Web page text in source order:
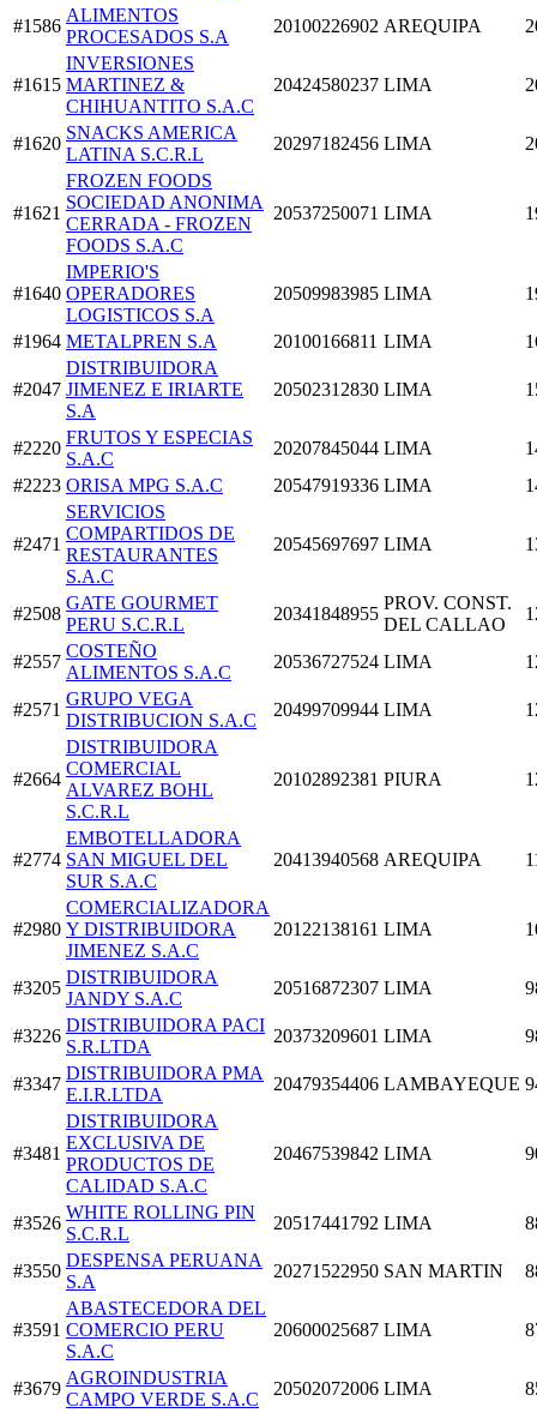
#1586
ALIMENTOS
PROCESADOS S.A
20100226902 AREQUIPA
#1615
INVERSIONES
MARTINEZ &
CHIHUANTITO S.A.C
20424580237 LIMA
#1620
SNACKS AMERICA
LATINA S.C.R.L
20297182456 LIMA
#1621
FROZEN FOODS
SOCIEDAD ANONIMA
CERRADA - FROZEN
FOODS S.A.C
20537250071 LIMA
#1640
IMPERIO'S
OPERADORES
LOGISTICOS S.A
20509983985 LIMA
#1964 METALPREN S.A 20100166811 LIMA
#2047
DISTRIBUIDORA
JIMENEZ E IRIARTE
S.A
20502312830 LIMA
#2220
FRUTOS Y ESPECIAS
S.A.C
20207845044 LIMA
#2223 ORISA MPG S.A.C 20547919336 LIMA
#2471
SERVICIOS
COMPARTIDOS DE
RESTAURANTES
S.A.C
20545697697 LIMA
#2508
GATE GOURMET
PERU S.C.R.L
20341848955
PROV. CONST.
DEL CALLAO
#2557
COSTEÑO
ALIMENTOS S.A.C
20536727524 LIMA
#2571
GRUPO VEGA
DISTRIBUCION S.A.C
20499709944 LIMA
#2664
DISTRIBUIDORA
COMERCIAL
ALVAREZ BOHL
S.C.R.L
20102892381 PIURA
#2774
EMBOTELLADORA
SAN MIGUEL DEL
SUR S.A.C
20413940568 AREQUIPA
#2980
COMERCIALIZADORA
Y DISTRIBUIDORA
JIMENEZ S.A.C
20122138161 LIMA
#3205
DISTRIBUIDORA
JANDY S.A.C
20516872307 LIMA
#3226
DISTRIBUIDORA PACI
S.R.LTDA
20373209601 LIMA
#3347
DISTRIBUIDORA PMA
E.I.R.LTDA
20479354406 LAMBAYEQUE
#3481
DISTRIBUIDORA
EXCLUSIVA DE
PRODUCTOS DE
CALIDAD S.A.C
20467539842 LIMA
#3526
WHITE ROLLING PIN
S.C.R.L
20517441792 LIMA
#3550
DESPENSA PERUANA
S.A
20271522950 SAN MARTIN
#3591
ABASTECEDORA DEL
COMERCIO PERU
S.A.C
20600025687 LIMA
#3679
AGROINDUSTRIA
CAMPO VERDE S.A.C
20502072006 LIMA